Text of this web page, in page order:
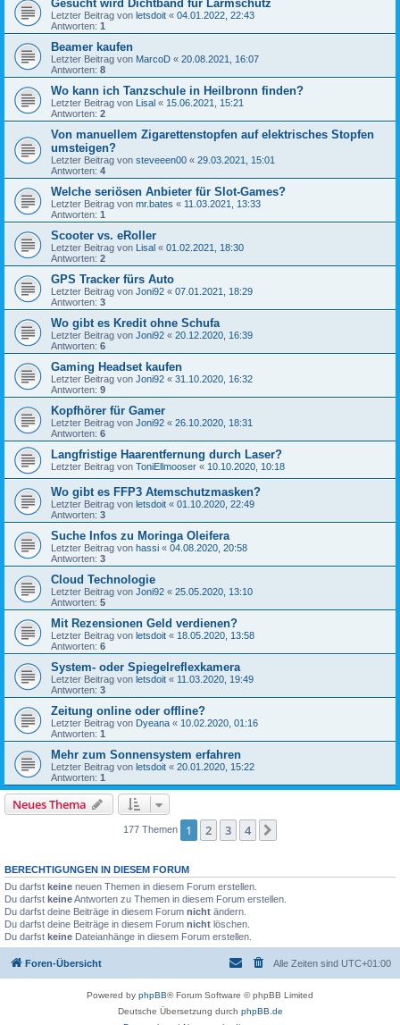
Gesucht wird Dichtband für Lärmschutz
Letzter Beitrag von letsdoit « 04.01.2022, 22:43
Antworten: 1
Beamer kaufen
Letzter Beitrag von MarcoD « 20.08.2021, 16:07
Antworten: 8
Wo kann ich Tanzschule in Heilbronn finden?
Letzter Beitrag von Lisal « 15.06.2021, 15:21
Antworten: 2
Von manuellem Zigarettenstopfen auf elektrisches Stopfen
umsteigen?
Letzter Beitrag von steveeen00 « 29.03.2021, 15:01
Antworten: 4
Welche seriösen Anbieter für Slot-Games?
Letzter Beitrag von mr.bates « 11.03.2021, 13:33
Antworten: 1
Scooter vs. eRoller
Letzter Beitrag von Lisal « 01.02.2021, 18:30
Antworten: 2
GPS Tracker fürs Auto
Letzter Beitrag von Joni92 « 07.01.2021, 18:29
Antworten: 3
Wo gibt es Kredit ohne Schufa
Letzter Beitrag von Joni92 « 20.12.2020, 16:39
Antworten: 6
Gaming Headset kaufen
Letzter Beitrag von Joni92 « 31.10.2020, 16:32
Antworten: 9
Kopfhörer für Gamer
Letzter Beitrag von Joni92 « 26.10.2020, 18:31
Antworten: 6
Langfristige Haarentfernung durch Laser?
Letzter Beitrag von ToniEllmooser « 10.10.2020, 10:18
Wo gibt es FFP3 Atemschutzmasken?
Letzter Beitrag von letsdoit « 01.10.2020, 22:49
Antworten: 3
Suche Infos zu Moringa Oleifera
Letzter Beitrag von hassi « 04.08.2020, 20:58
Antworten: 3
Cloud Technologie
Letzter Beitrag von Joni92 « 25.05.2020, 13:10
Antworten: 5
Mit Rezensionen Geld verdienen?
Letzter Beitrag von letsdoit « 18.05.2020, 13:58
Antworten: 6
System- oder Spiegelreflexkamera
Letzter Beitrag von letsdoit « 11.03.2020, 19:49
Antworten: 3
Zeitung online oder offline?
Letzter Beitrag von Dyeana « 10.02.2020, 01:16
Antworten: 1
Mehr zum Sonnensystem erfahren
Letzter Beitrag von letsdoit « 20.01.2020, 15:22
Antworten: 1
Neues Thema
177 Themen 1 2 3 4
BERECHTIGUNGEN IN DIESEM FORUM
Du darfst keine neuen Themen in diesem Forum erstellen.
Du darfst keineAntworten zu Themen in diesem Forum erstellen.
Du darfst deine Beiträge in diesem Forum nicht ändern.
Du darfst deine Beiträge in diesem Forum nicht löschen.
Du darfst keine Dateianhänge in diesem Forum erstellen.
Foren-Übersicht Alle Zeiten sind UTC+01:00
Powered by phpBB® Forum Software © phpBB Limited
Deutsche Übersetzung durch phpBB.de